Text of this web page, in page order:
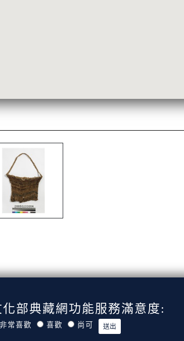
化部典藏網功能服務滿意度:
非常喜歡 喜歡 尚可